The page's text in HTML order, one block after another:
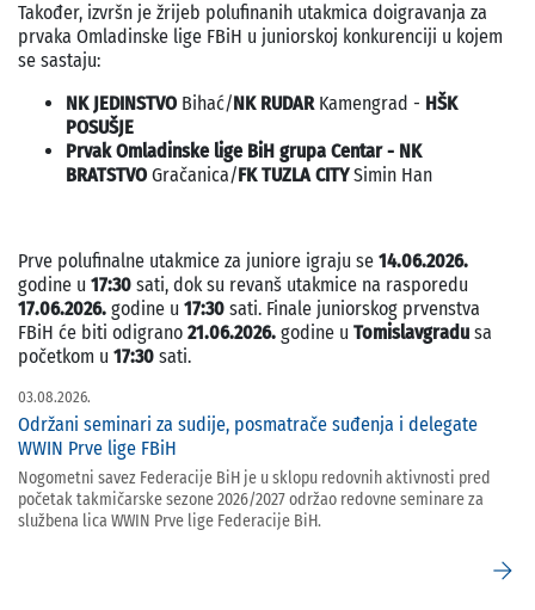
Također, izvršn je žrijeb polufinanih utakmica doigravanja za
prvaka Omladinske lige FBiH u juniorskoj konkurenciji u kojem
se sastaju:
NK JEDINSTVO Bihać/NK RUDAR Kamengrad - HŠK
POSUŠJE
Prvak Omladinske lige BiH grupa Centar - NK
BRATSTVO Gračanica/FK TUZLA CITYSimin Han
Prve polufinalne utakmice za juniore igraju se 14.06.2026.
godine u 17:30 sati, dok su revanš utakmice na rasporedu
17.06.2026. godine u 17:30 sati. Finale juniorskog prvenstva
FBiH će biti odigrano 21.06.2026. godine u Tomislavgradu sa
početkom u 17:30 sati.
03.08.2026.
Održani seminari za sudije, posmatrače suđenja i delegate
WWIN Prve lige FBiH
Nogometni savez Federacije BiH je u sklopu redovnih aktivnosti pred
početak takmičarske sezone 2026/2027 održao redovne seminare za
službena lica WWIN Prve lige Federacije BiH.
arrow_forward